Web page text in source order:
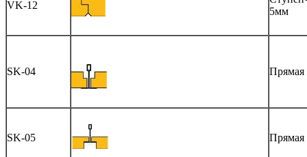
VK-12
5мм
SK-04 Прямая
SK-05 Прямая